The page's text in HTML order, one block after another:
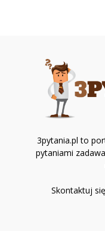
3pytania.pl to
pytaniami
Skontaktuj